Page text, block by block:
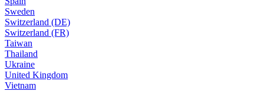
Sweden
Switzerland (DE)
Switzerland (FR)
Taiwan
Thailand
Ukraine
United Kingdom
Vietnam